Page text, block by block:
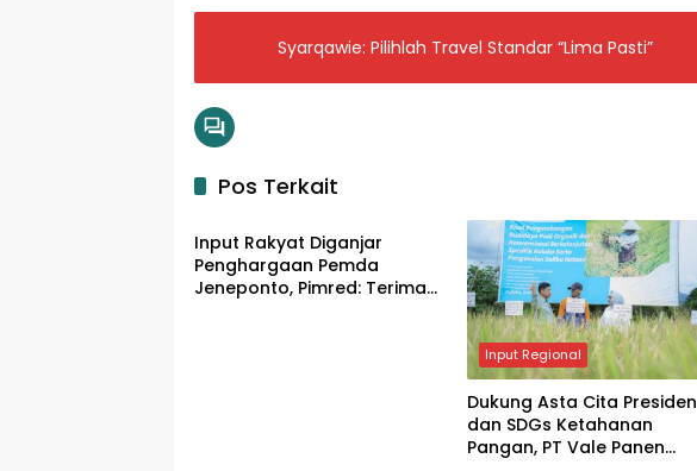
Syarqawie: Pilihlah Travel Standar “Lima Pasti”
Pos Terkait
Input Regional
Input Rakyat Diganjar
Penghargaan Pemda
Jeneponto, Pimred: Terima
Input Regional
Dukung Asta Cita Presiden
dan SDGs Ketahanan
Pangan, PT Vale Panen
Input Regional